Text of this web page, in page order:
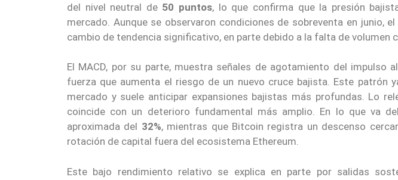
del nivel neutral de 50 puntos, lo que confirma que la presión
mercado. Aunque se observaron condiciones de sobreventa en junio,
cambio de tendencia significativo, en parte debido a la falta de volumen
El MACD, por su parte, muestra señales de agotamiento del impulso
fuerza que aumenta el riesgo de un nuevo cruce bajista. Este patrón
mercado y suele anticipar expansiones bajistas más profundas. Lo
coincide con un deterioro fundamental más amplio. En lo que va
aproximada del 32%, mientras que Bitcoin registra un descenso
rotación de capital fuera del ecosistema Ethereum.
Este bajo rendimiento relativo se explica en parte por salidas